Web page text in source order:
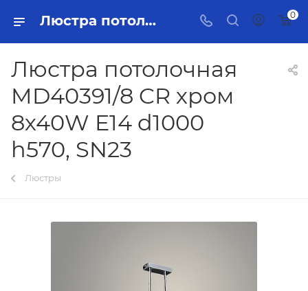
Люстра потолочная MD40391/8 CR хром 8х40W E14 d1000 h570, SN23 Тольятти - купить в интернет-магазине, каталог с ценами и характеристиками 0
Люстра потолочная
MD40391/8 CR хром
8х40W E14 d1000
h570, SN23
Люстры